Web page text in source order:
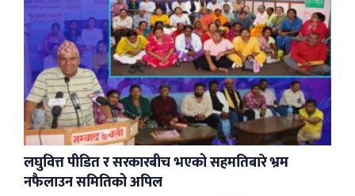
लघुवित्त पीडित र सरकारबीच भएको सहमतिबारे भ्रम
नफैलाउन समितिको अपिल